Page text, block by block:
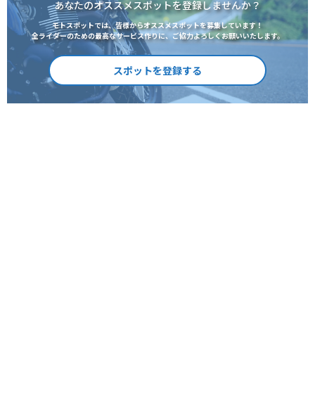
あなたのオススメスポットを登録しませんか？
モトスポットでは、皆様からオススメスポットを募集しています！
全ライダーのための最高なサービス作りに、ご協力よろしくお願いいたします。
スポットを登録する